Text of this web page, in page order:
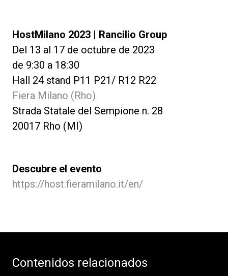
HostMilano 2023 | Rancilio Group
Del 13 al 17 de octubre de 2023
de 9:30 a 18:30
Hall 24 stand P11 P21/ R12 R22
Fiera Milano (Rho)
Strada Statale del Sempione n. 28
20017 Rho (MI)
Descubre el evento
https://host.fieramilano.it/en/
Contenidos relacionados